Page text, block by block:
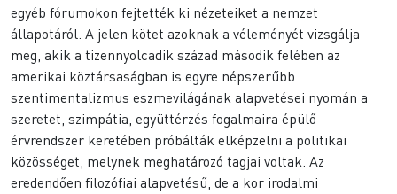
egyéb fórumokon fejtették ki nézeteiket a nemzet
állapotáról. A jelen kötet azoknak a véleményét vizsgálja
meg, akik a tizennyolcadik század második felében az
amerikai köztársaságban is egyre népszerűbb
szentimentalizmus eszmevilágának alapvetései nyomán a
szeretet, szimpátia, együttérzés fogalmaira épülő
érvrendszer keretében próbálták elképzelni a politikai
közösséget, melynek meghatározó tagjai voltak. Az
eredendően filozófiai alapvetésű, de a kor irodalmi